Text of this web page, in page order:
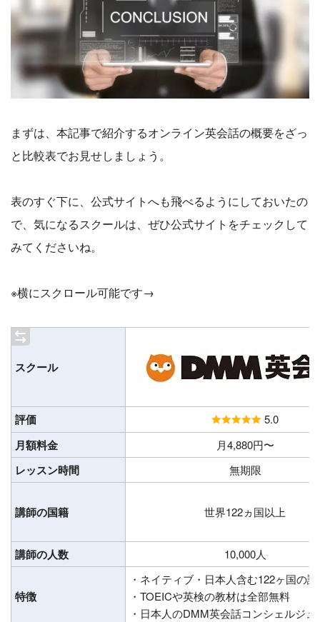
まずは、本記事で紹介するオンライン英会話の概要をざっ
と比較表でお見せしましょう。
表のすぐ下に、公式サイトへも飛べるようにしておいたの
で、気になるスクールは、ぜひ公式サイトをチェックして
みてくださいね。
※横にスクロール可能です→
スクール
評価 5.0
月額料金 月4,880円〜
レッスン時間 無期限
講師の国籍 世界122ヵ国以上
講師の人数 10,000人
特徴
・ネイティブ・日本人含む122ヶ国の
・TOEICや英検の教材は全部無料
・日本人のDMM英会話コンシェルジュ